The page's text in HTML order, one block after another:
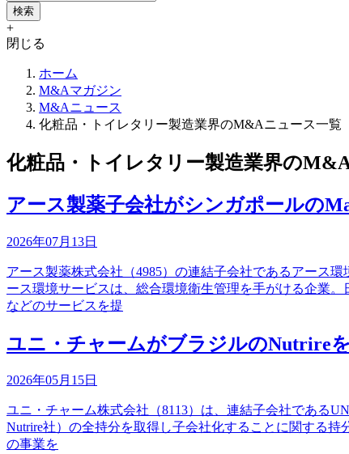
+
閉じる
ホーム
M&Aマガジン
M&Aニュース
化粧品・トイレタリー製造業界のM&Aニュース一覧
化粧品・トイレタリー製造業界の
アース製薬子会社がシンガポールの
2026年07月13日
アース製薬株式会社（4985）の連結子会社であるアース
ース環境サービスは、総合環境衛生管理を手がける企業
などのサービスを提
ユニ・チャームがブラジルのNutrire
2026年05月15日
ユニ・チャーム株式会社（8113）は、連結子会社である
Nutrire社）の全持分を取得し子会社化することに関する
の事業を